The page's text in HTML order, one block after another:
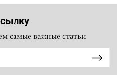
самые важные статьи